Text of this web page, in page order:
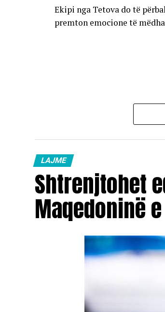
Ekipi nga Tetova do të
premton emocione të
LAJME
Shtrenjtohet
Maqedoninë